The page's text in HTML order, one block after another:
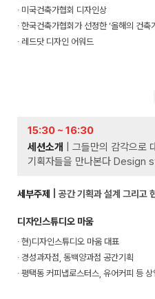
∙ 미국건축가협회 디자인상
∙ 한국건축가협회가 선정한 ‘올해의 건축
∙ 레드닷 디자인 어워드
15:30 ~ 16:30
세션소개
| 그들만의 감각으로
기획자들을 만나본다 Design
세부주제 | 공간 기획과 설계 그리고
디자인스튜디오 마움
∙ 현)디자인스튜디오 마움 대표
∙ 경성과자점, 동백양과점 공간기획
∙ 평택동 커피냅로스터스, 유어커피 등